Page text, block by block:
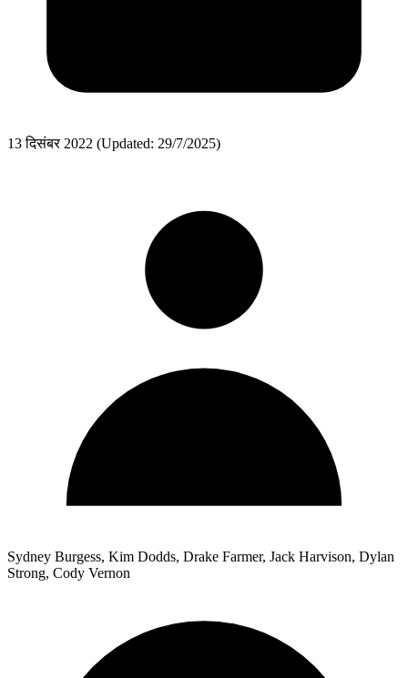
13 दिसंबर 2022 (Updated: 29/7/2025)
Sydney Burgess, Kim Dodds, Drake Farmer, Jack Harvison, Dylan
Strong, Cody Vernon